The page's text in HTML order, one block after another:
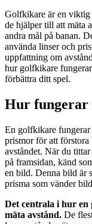
Golfkikare är en viktig
de hjälper till att mäta
andra mål på banan.
använda linser och
uppfattning om
hur golfkikare
förbättra ditt spel.
Hur fungerar
En golfkikare fungerar
prismor för att
avståndet. När du
på framsidan, känd
en bild. Denna bild är
prisma som vänder
Det centrala i hur en
mäta avstånd. De